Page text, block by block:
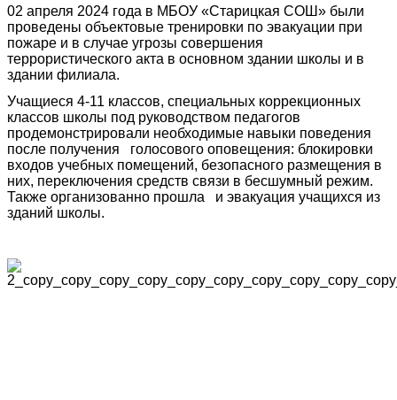
02 апреля 2024 года в МБОУ «Старицкая СОШ» были
проведены объектовые тренировки по эвакуации при
пожаре и в случае угрозы совершения
террористического акта в основном здании школы и в
здании филиала.
Учащиеся 4-11 классов, специальных коррекционных
классов школы под руководством педагогов
продемонстрировали необходимые навыки поведения
после получения голосового оповещения: блокировки
входов учебных помещений, безопасного размещения в
них, переключения средств связи в бесшумный режим.
Также организованно прошла и эвакуация учащихся из
зданий школы.